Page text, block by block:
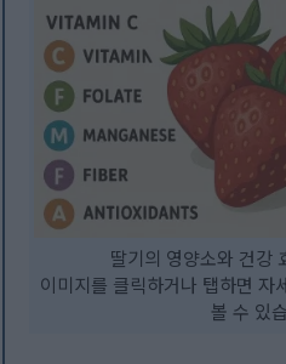
딸기의 영양소와 건강
이미지를 클릭하거나 탭하면 자
볼 수 있